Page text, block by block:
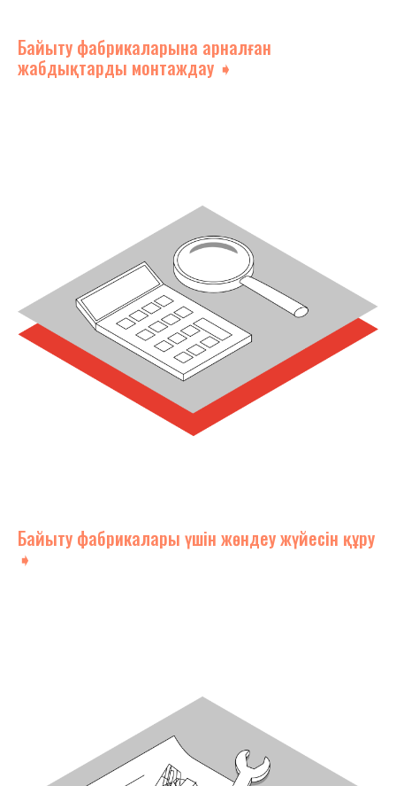
Байыту фабрикаларына арналған
жабдықтарды монтаждау ➧
Байыту фабрикалары үшін жөндеу жүйесін құру
➧